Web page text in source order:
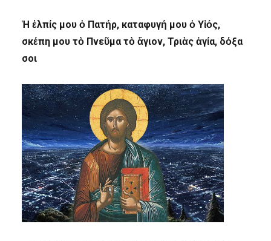
Ἡ ἐλπίς μου ὁ Πατήρ, καταφυγή μου ὁ Υἱός,
σκέπη μου τὸ Πνεῦμα τὸ ἅγιον, Τριὰς ἁγία, δόξα
σοι